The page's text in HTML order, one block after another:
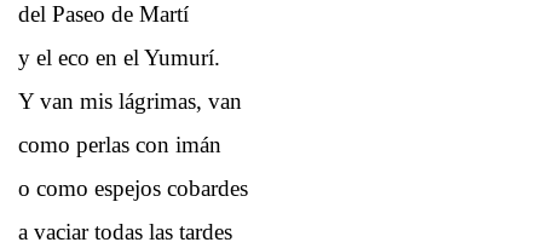
del Paseo de Martí
y el eco en el Yumurí.
Y van mis lágrimas, van
como perlas con imán
o como espejos cobardes
a vaciar todas las tardes